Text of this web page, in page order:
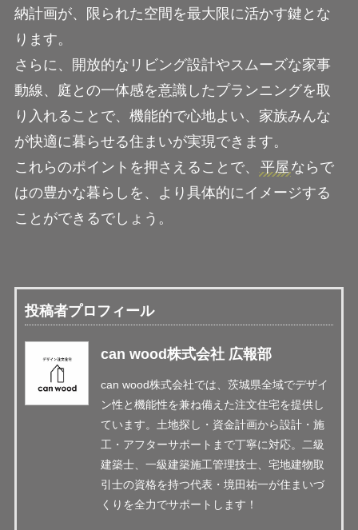
納計画が、限られた空間を最大限に活かす鍵とな
ります。
さらに、開放的なリビング設計やスムーズな家事
動線、庭との一体感を意識したプランニングを取
り入れることで、機能的で心地よい、家族みんな
が快適に暮らせる住まいが実現できます。
これらのポイントを押さえることで、
平屋 ならで
はの豊かな暮らしを、より具体的にイメージする
ことができるでしょう。
投稿者プロフィール
can wood株式会社 広報部
can wood株式会社では、茨城県全域でデザイ
ン性と機能性を兼ね備えた注文住宅を提供し
ています。土地探し・資金計画から設計・施
工・アフターサポートまで丁寧に対応。二級
建築士、一級建築施工管理技士、宅地建物取
引士の資格を持つ代表・境田祐一が住まいづ
くりを全力でサポートします！